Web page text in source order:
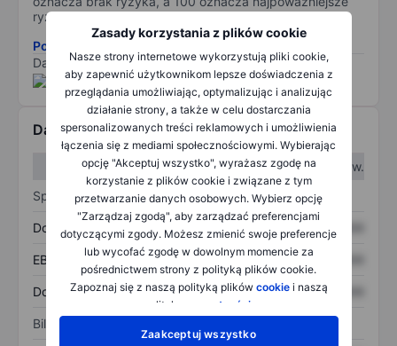
Zasady korzystania z plików cookie
Nasze strony internetowe wykorzystują pliki cookie,
aby zapewnić użytkownikom lepsze doświadczenia z
przeglądania umożliwiając, optymalizując i analizując
działanie strony, a także w celu dostarczania
spersonalizowanych treści reklamowych i umożliwienia
łączenia się z mediami społecznościowymi. Wybierając
opcję "Akceptuj wszystko", wyrażasz zgodę na
korzystanie z plików cookie i związane z tym
przetwarzanie danych osobowych. Wybierz opcję
"Zarządzaj zgodą", aby zarządzać preferencjami
dotyczącymi zgody. Możesz zmienić swoje preferencje
lub wycofać zgodę w dowolnym momencie za
pośrednictwem strony z polityką plików cookie.
Zapoznaj się z naszą polityką plików cookiei naszą
polityką
prywatności
Zaakceptuj wszystko
ryzyko).
Pobierz metodologię ryzyka ESG.
Dane dostarczone przez
/
Dane finansowe
W I kw.
W II kw.
Sprawozdanie z zysków
Dochód XXXXXXX XXXXXXX
EBITDA XXXXXXX XXXXXXX
Dochód netto XXXXXXX XXXXXXX
Bilans